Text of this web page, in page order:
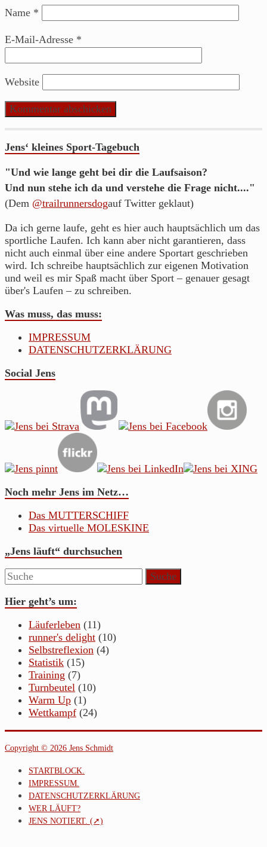
Name *
E-Mail-Adresse *
Website
Jens‘ kleines Sport-Tagebuch
"Und wie lange geht bei dir die Laufsaison?
Und nun stehe ich da und verstehe die Frage nicht...."
(Dem @trailrunnersdogauf Twitter geklaut)
Da ich gerne laufe, geht es hier auch hauptsächlich um das
sportliche Laufen. Ich kann aber nicht garantieren, dass
nicht auch einmal über eine andere Sportart geschrieben
wird. Ich schreibe hauptsächlich zur eigenen Motivation
und weil es mir Spaß macht über Sport – genauer gesagt
über's Laufen – zu schreiben.
Was muss, das muss:
IMPRESSUM
DATENSCHUTZERKLÄRUNG
Social Jens
Noch mehr Jens im Netz…
Das MUTTERSCHIFF
Das virtuelle MOLESKINE
„Jens läuft“ durchsuchen
Hier geht’s um:
Läuferleben (11)
runner's delight (10)
Selbstreflexion (4)
Statistik (15)
Training (7)
Turnbeutel (10)
Warm Up (1)
Wettkampf (24)
Copyright © 2026 Jens Schmidt
STARTBLOCK.
IMPRESSUM.
DATENSCHUTZERKLÄRUNG
WER LÄUFT?
JENS NOTIERT. (➚)